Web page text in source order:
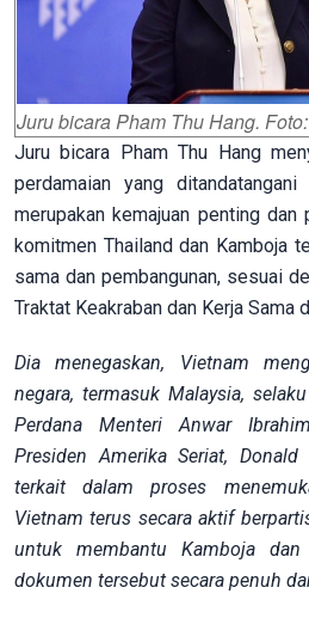
Juru bicara Pham Thu Hang.
Juru bicara Pham Thu Hang
perdamaian yang
merupakan kemajuan penting
komitmen Thailand dan Kamboja
sama dan pembangunan, sesuai
Traktat Keakraban dan Kerja Sama
Dia menegaskan, Vietnam
negara, termasuk Malaysia, selaku
Perdana Menteri Anwar
Presiden Amerika Seriat,
terkait dalam proses
Vietnam terus secara aktif
untuk membantu Kamboja dan
dokumen tersebut secara penuh